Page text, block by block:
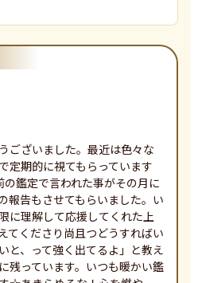
ございました。最近は色々な
定期的に視てもらっています
鑑定で言われた事がその月に
報告もさせてもらいました。い
に理解して応援してくれた上
てくださり尚且つどうすればい
と、って強く出てるよ」と教え
残っています。いつも暖かい鑑